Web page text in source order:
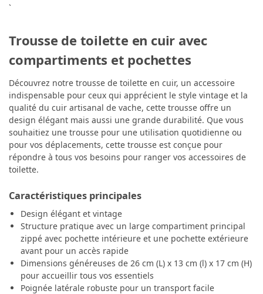
`
Trousse de toilette en cuir avec
compartiments et pochettes
Découvrez notre trousse de toilette en cuir, un accessoire
indispensable pour ceux qui apprécient le style vintage et la
qualité du cuir artisanal de vache, cette trousse offre un
design élégant mais aussi une grande durabilité. Que vous
souhaitiez une trousse pour une utilisation quotidienne ou
pour vos déplacements, cette trousse est conçue pour
répondre à tous vos besoins pour ranger vos accessoires de
toilette.
Caractéristiques principales
Design élégant et vintage
Structure pratique avec un large compartiment principal
zippé avec pochette intérieure et une pochette extérieure
avant pour un accès rapide
Dimensions généreuses de 26 cm (L) x 13 cm (l) x 17 cm (H)
pour accueillir tous vos essentiels
Poignée latérale robuste pour un transport facile